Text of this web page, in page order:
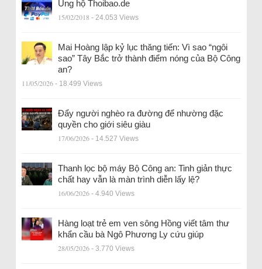
Ủng hộ Thoibao.de
15/02/2018 - 24.053 Views
Mai Hoàng lập kỷ lục thăng tiến: Vì sao “ngôi
sao” Tây Bắc trở thành điểm nóng của Bộ Công
an?
11/05/2026 - 18.499 Views
Đẩy người nghèo ra đường để nhường đặc
quyền cho giới siêu giàu
17/06/2026 - 14.527 Views
Thanh lọc bộ máy Bộ Công an: Tinh giản thực
chất hay vẫn là màn trình diễn lấy lệ?
16/06/2026 - 4.940 Views
Hàng loạt trẻ em ven sông Hồng viết tâm thư
khẩn cầu bà Ngô Phương Ly cứu giúp
28/05/2026 - 3.770 Views